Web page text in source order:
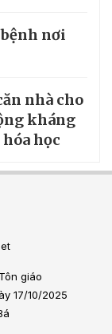
nơi
nhà cho
kháng
học
giáo
17/10/2025